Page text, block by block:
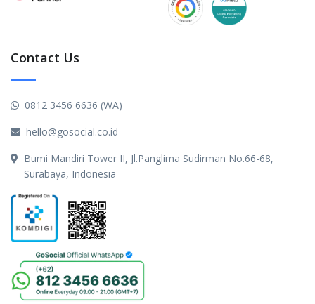
Contact Us
0812 3456 6636 (WA)
hello@gosocial.co.id
Bumi Mandiri Tower II, Jl.Panglima Sudirman No.66-68,
Surabaya, Indonesia